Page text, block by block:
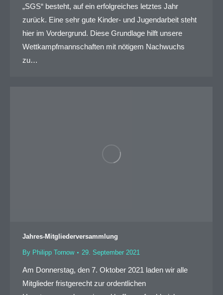
„SGS“ besteht, auf ein erfolgreiches letztes Jahr
zurück. Eine sehr gute Kinder- und Jugendarbeit steht
hier im Vordergrund. Diese Grundlage hilft unsere
Wettkampfmannschaften mit nötigem Nachwuchs
zu…
Jahres-Mitgliederversammlung
By Philipp Tornow 29. September 2021
Am Donnerstag, den 7. Oktober 2021 laden wir alle
Mitglieder fristgerecht zur ordentlichen